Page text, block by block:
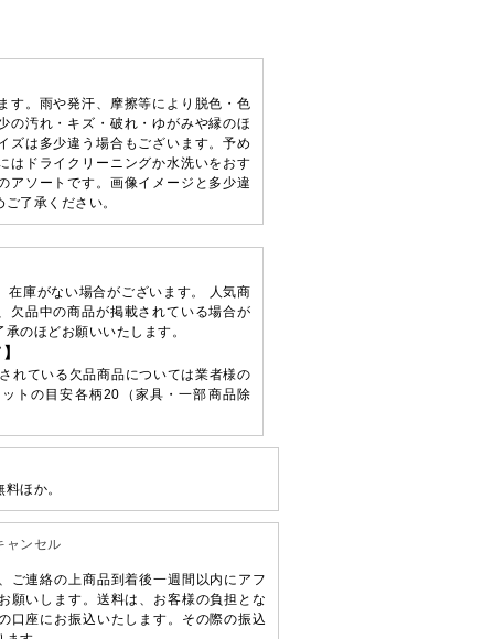
す。雨や発汗、摩擦等により脱色・色
の汚れ・キズ・破れ・ゆがみや縁のほ
ズは多少違う場合もございます。予め
はドライクリーニングか水洗いをおす
アソートです。画像イメージと多少違
了承ください。
在庫がない場合がございます。 人気商
欠品中の商品が掲載されている場合が
のほどお願いいたします。
れている欠品商品については業者様の
トの目安各柄20（家具・一部商品除
ほか。
ンセル
ご連絡の上商品到着後一週間以内にアフ
願いします。送料は、お客様の負担とな
口座にお振込いたします。その際の振込